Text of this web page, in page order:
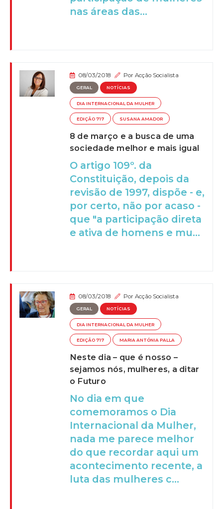
nas áreas das...
08/03/2018 PorAcção Socialista
GERAL NOTÍCIAS
DIA INTERNACIONAL DA MULHER
EDIÇÃO 717 SUSANA AMADOR
8 de março e a busca de uma
sociedade melhor e mais igual
O artigo 109º. da
Constituição, depois da
revisão de 1997, dispõe - e,
por certo, não por acaso -
que "a participação direta
e ativa de homens e mu...
08/03/2018 PorAcção Socialista
GERAL NOTÍCIAS
DIA INTERNACIONAL DA MULHER
EDIÇÃO 717 MARIA ANTÓNIA PALLA
Neste dia – que é nosso –
sejamos nós, mulheres, a ditar
o Futuro
No dia em que
comemoramos o Dia
Internacional da Mulher,
nada me parece melhor
do que recordar aqui um
acontecimento recente, a
luta das mulheres c...